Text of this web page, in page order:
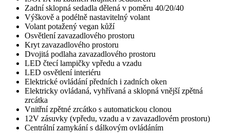
Zadní sklopná sedadla dělená v poměru 40/20/40
Výškově a podélně nastavitelný volant
Volant potažený vegan kůží
Osvětlení zavazadlového prostoru
Kryt zavazadlového prostoru
Dvojitá podlaha zavazadlového prostoru
LED čtecí lampičky vpředu a vzadu
LED osvětlení interiéru
Elektrické ovládání předních i zadních oken
Elektricky ovládaná, vyhřívaná a sklopná vnější zpětná
zrcátka
Vnitřní zpětné zrcátko s automatickou clonou
12V zásuvky (vpředu, vzadu a v zavazadlovém prostoru)
Centrální zamykání s dálkovým ovládáním